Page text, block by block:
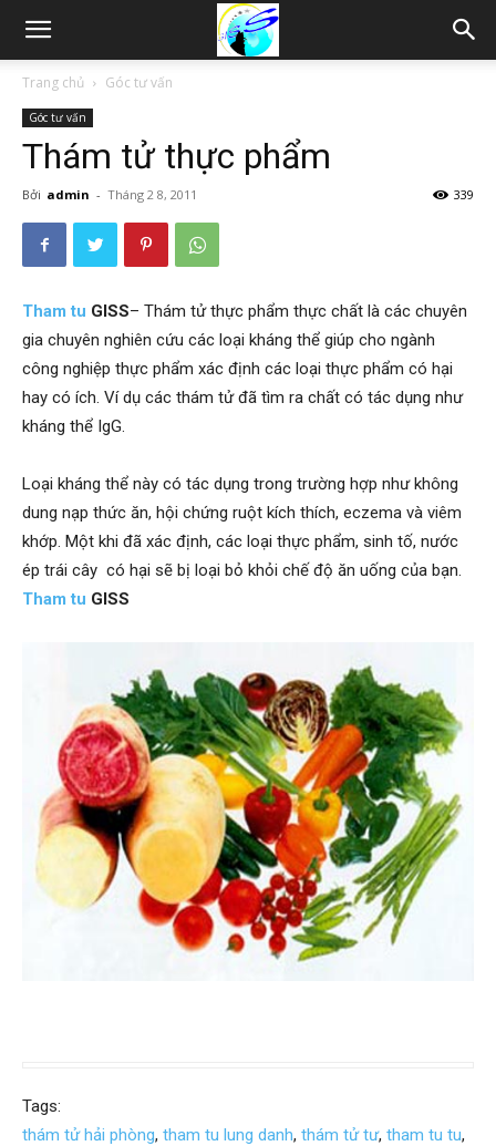
Thám
Hải
Phòng,
Tham
Hai
phòng,
Trang chủ Góc tư vấn
Góc tư vấn
Thám tử thực phẩm
Bởi admin - Tháng 2 8, 2011 339
Tham tu GISS– Thám tử thực phẩm thực chất là các chuyên
gia chuyên nghiên cứu các loại kháng thể giúp cho ngành
công nghiệp thực phẩm xác định các loại thực phẩm có hại
hay có ích. Ví dụ các thám tử đã tìm ra chất có tác dụng như
kháng thể IgG.
Loại kháng thể này có tác dụng trong trường hợp như không
dung nạp thức ăn, hội chứng ruột kích thích, eczema và viêm
khớp. Một khi đã xác định, các loại thực phẩm, sinh tố, nước
ép trái cây có hại sẽ bị loại bỏ khỏi chế độ ăn uống của bạn.
Tham tu GISS
Tags:
thám tử hải phòng, tham tu lung danh, thám tử tư, tham tu tu,